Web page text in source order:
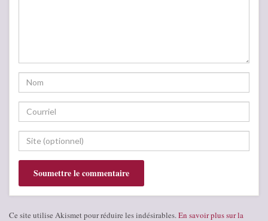
Ce site utilise Akismet pour réduire les indésirables. En savoir plus sur la